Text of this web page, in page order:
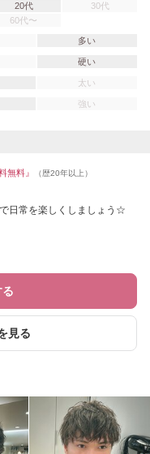
20代
30代
60代〜
多い
硬い
太い
強い
無料』 （歴20年以上）
日常を楽しくしましょう☆
見る